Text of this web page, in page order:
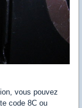
vous pouvez
code 8C ou